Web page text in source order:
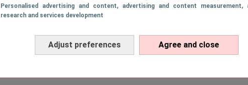
Personalised advertising and content, advertising and content measurement,
research and services development
Adjust preferences Agree and close